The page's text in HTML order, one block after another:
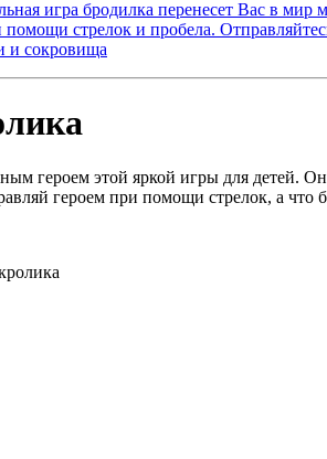
и сокровища
героем этой яркой игры для детей.
героем при помощи стрелок, а что